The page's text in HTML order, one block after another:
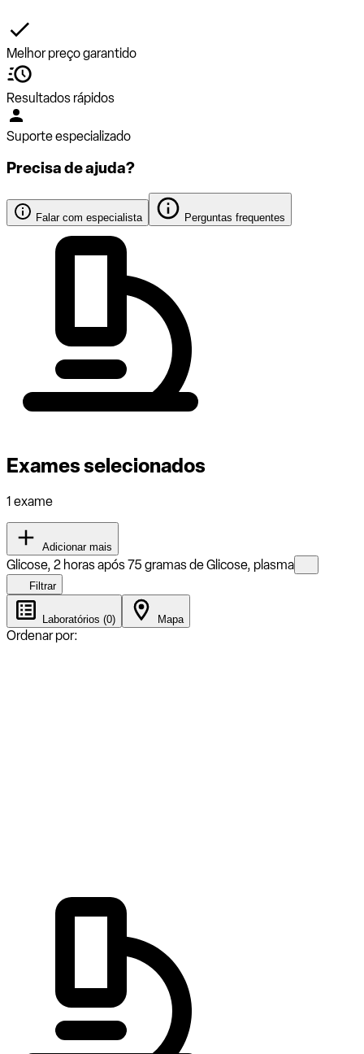
Melhor preço garantido
Resultados rápidos
Suporte especializado
Precisa de ajuda?
Falar com especialista Perguntas frequentes
Exames selecionados
1 exame
Adicionar mais
Glicose, 2 horas após 75 gramas de Glicose, plasma
Filtrar
Laboratórios (0) Mapa
Ordenar por: